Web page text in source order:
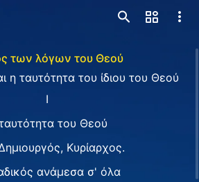
των λόγων του Θεού
η ταυτότητα του ίδιου του Θεού
Ⅰ
του Θεού
Κυρίαρχος.
ανάμεσα σ' όλα